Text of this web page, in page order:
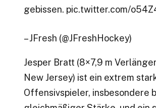
gebissen. pic.twitter.com/
– JFresh (@JFreshHockey)
Jesper Bratt (8×7,9 m
New Jersey) ist ein extrem
Offensivspieler, insbesondere